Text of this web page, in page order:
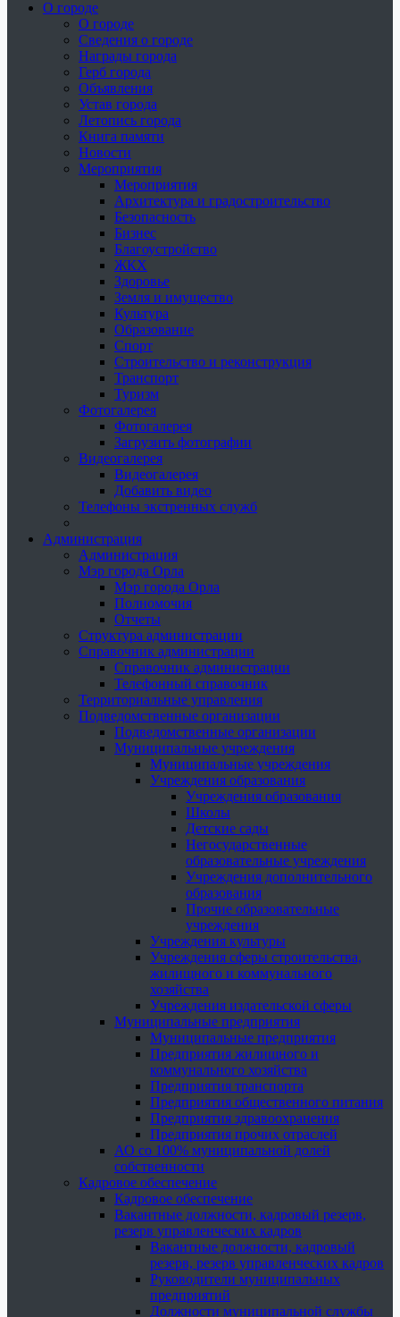
О городе
О городе
Сведения о городе
Награды города
Герб города
Объявления
Устав города
Летопись города
Книга памяти
Новости
Мероприятия
Мероприятия
Архитектура и градостроительство
Безопасность
Бизнес
Благоустройство
ЖКХ
Здоровье
Земля и имущество
Культура
Образование
Спорт
Строительство и реконструкция
Транспорт
Туризм
Фотогалерея
Фотогалерея
Загрузить фотографии
Видеогалерея
Видеогалерея
Добавить видео
Телефоны экстренных служб
Администрация
Администрация
Мэр города Орла
Мэр города Орла
Полномочия
Отчеты
Структура администрации
Справочник администрации
Справочник администрации
Телефонный справочник
Территориальные управления
Подведомственные организации
Подведомственные организации
Муниципальные учреждения
Муниципальные учреждения
Учреждения образования
Учреждения образования
Школы
Детские сады
Негосударственные
образовательные учреждения
Учреждения дополнительного
образования
Прочие образовательные
учреждения
Учреждения культуры
Учреждения сферы строительства,
жилищного и коммунального
хозяйства
Учреждения издательской сферы
Муниципальные предприятия
Муниципальные предприятия
Предприятия жилищного и
коммунального хозяйства
Предприятия транспорта
Предприятия общественного питания
Предприятия здравоохранения
Предприятия прочих отраслей
АО со 100% муниципальной долей
собственности
Кадровое обеспечение
Кадровое обеспечение
Вакантные должности, кадровый резерв,
резерв управленческих кадров
Вакантные должности, кадровый
резерв, резерв управленческих кадров
Руководители муниципальных
предприятий
Должности муниципальной службы